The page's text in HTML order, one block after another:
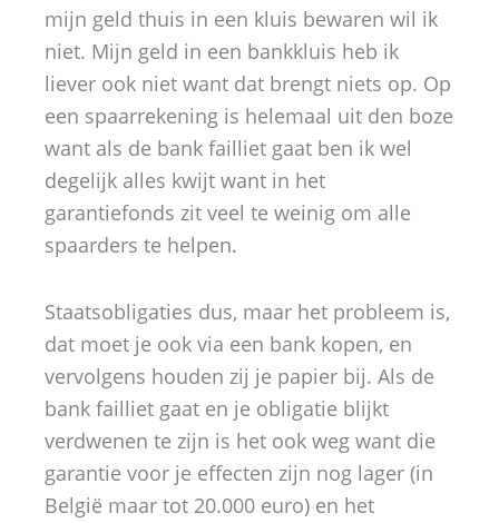
mijn geld thuis in een kluis bewaren wil ik
niet. Mijn geld in een bankkluis heb ik
liever ook niet want dat brengt niets op. Op
een spaarrekening is helemaal uit den boze
want als de bank failliet gaat ben ik wel
degelijk alles kwijt want in het
garantiefonds zit veel te weinig om alle
spaarders te helpen.
Staatsobligaties dus, maar het probleem is,
dat moet je ook via een bank kopen, en
vervolgens houden zij je papier bij. Als de
bank failliet gaat en je obligatie blijkt
verdwenen te zijn is het ook weg want die
garantie voor je effecten zijn nog lager (in
België maar tot 20.000 euro) en het